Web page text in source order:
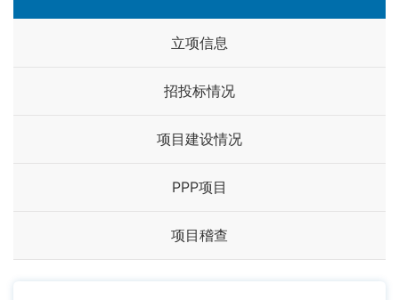
立项信息
招投标情况
项目建设情况
PPP项目
项目稽查